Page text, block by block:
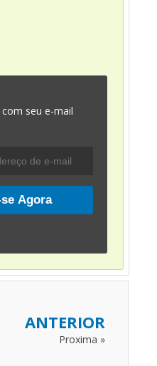
seu e-mail
ANTERIOR
Proxima »